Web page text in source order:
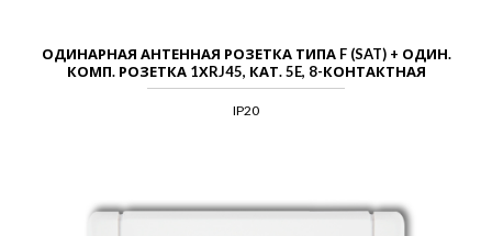
ОДИНАРНАЯ АНТЕННАЯ РОЗЕТКА ТИПА F (SAT) + ОДИН.
КОМП. РОЗЕТКА 1ХRJ45, КАТ. 5E, 8-КОНТАКТНАЯ
IP20